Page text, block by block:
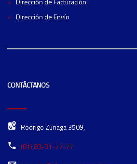
Dirección de Envío
CONTÁCTANOS
Rodrigo Zuriaga 3509,
(81) 83-31-77-77